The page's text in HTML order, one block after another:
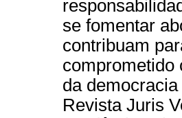
se fomentar
contribuam
comprometido
da
Revista Juris